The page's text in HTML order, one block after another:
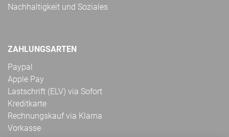
Nachhaltigkeit und Soziales
ZAHLUNGSARTEN
Paypal
Apple Pay
Lastschrift (ELV) via Sofort
Kreditkarte
Rechnungskauf via Klarna
Vorkasse